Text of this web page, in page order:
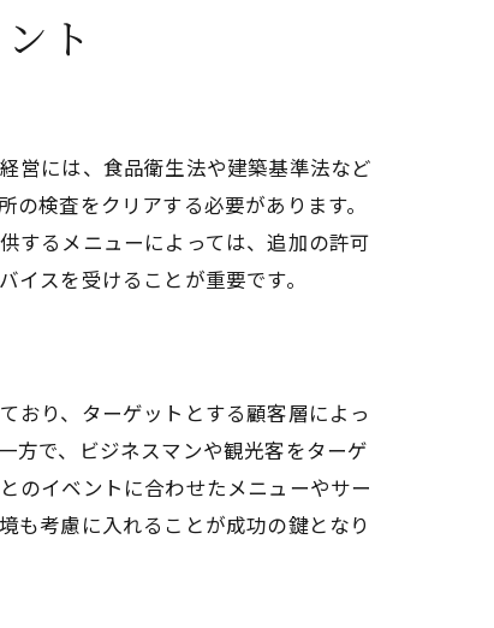
ト
営には、食品衛生法や建築基準法など
検査をクリアする必要があります。
するメニューによっては、追加の許可
スを受けることが重要です。
おり、ターゲットとする顧客層によっ
方で、ビジネスマンや観光客をターゲ
のイベントに合わせたメニューやサー
も考慮に入れることが成功の鍵となり